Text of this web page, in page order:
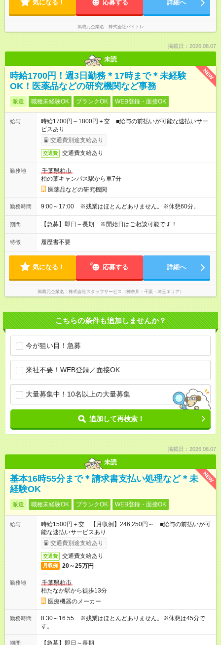
気になる！ 応募する 詳細へ
掲載元企業名 株式会社バイトレ
掲載日：2026.08.07
未読
NEW
時給1700円！週3日勤務＊17時まで＊未経験
OK！医薬品などの研究機関など事務
派遣 職種未経験OK ブランクOK WEB登録・面接OK
給与
時給1700円～1800円＋交 ■給与の前払いが可能な速払いサー
ビスあり
交通費別途支給あり
交通費 交通費支給あり
勤務地
千葉県柏市
柏の葉キャンパス駅から車7分
医薬品などの研究機関
勤務時間 9:00～17:00 ※残業はほとんどありません。※休憩60分。
期間 【急募】即日～長期 ※開始日はご相談可能です！
特徴 履歴書不要
気になる！ 応募する 詳細へ
掲載元企業名 株式会社スタッフサービス（神奈川・千葉・埼玉エリア）
こちらの条件も追加しませんか？
今が狙い目！急募
来社不要！WEB登録／面接OK
大量募集中！10名以上の大量募集
追加して再検索！
掲載日：2026.08.07
未読
NEW
基本16時55分まで＊請求書支払い処理など＊未
経験OK
派遣 職種未経験OK ブランクOK WEB登録・面接OK
給与
時給1500円＋交 【月収例】246,250円～ ■給与の前払いが可
能な速払いサービスあり
交通費別途支給あり
交通費 交通費支給あり
月収例 20～25万円
勤務地
千葉県柏市
柏たなか駅から徒歩13分
医療機器のメーカー
勤務時間
8:30～16:55 ※残業はほとんどありません。※休憩は45分で
す。
期間 【急募】即日～長期